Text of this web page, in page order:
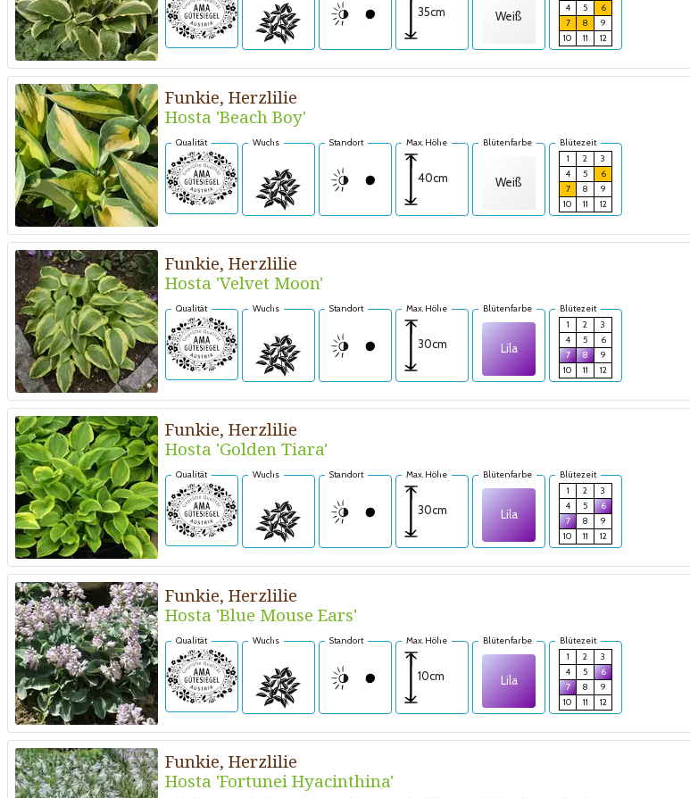
35cm Weiß
4
5
6
7
8
9
10
11 12
Funkie, Herzlilie
Hosta 'Beach Boy'
Qualität Wuchs Standort Max. Höhe
40cm
Blütenfarbe
Weiß
Blütezeit
1
2
3
4
5
6
7
8
9
10
11 12
Funkie, Herzlilie
Hosta 'Velvet Moon'
Qualität Wuchs Standort Max. Höhe
30cm
Blütenfarbe
Lila
Blütezeit
1
2
3
4
5
6
7
8
9
10
11 12
Funkie, Herzlilie
Hosta 'Golden Tiara'
Qualität Wuchs Standort Max. Höhe
30cm
Blütenfarbe
Lila
Blütezeit
1
2
3
4
5
6
7
8
9
10
11 12
Funkie, Herzlilie
Hosta 'Blue Mouse Ears'
Qualität Wuchs Standort Max. Höhe
10cm
Blütenfarbe
Lila
Blütezeit
1
2
3
4
5
6
7
8
9
10
11 12
Funkie, Herzlilie
Hosta 'Fortunei Hyacinthina'